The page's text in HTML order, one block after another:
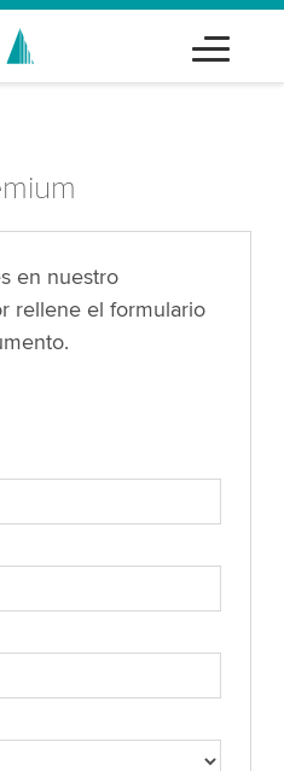
en nuestro
rellene el formulario